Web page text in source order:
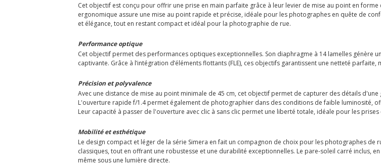
Cet objectif est conçu pour offrir une prise en main parfaite grâce à leur levier de mise au point en
ergonomique assure une mise au point rapide et précise, idéale pour les photographes en quête de
et élégance, tout en restant compact et idéal pour la photographie de rue.
Performance optique
Cet objectif permet des performances optiques exceptionnelles. Son diaphragme à 14 lamelles génère
captivante. Grâce à l’intégration d’éléments flottants (FLE), ces objectifs garantissent une netteté
Précision et polyvalence
Avec une distance de mise au point minimale de 45 cm, cet objectif permet de capturer des détails
L'ouverture rapide f/1.4 permet également de photographier dans des conditions de faible luminosité,
Leur capacité à passer de l'ouverture avec clic à sans clic permet une liberté totale, idéale pour les prises
Mobilité et esthétique
Le design compact et léger de la série Simera en fait un compagnon de choix pour les photographes de
classiques, tout en offrant une robustesse et une durabilité exceptionnelles. Le pare-soleil carré inclus,
même sous une lumière directe.